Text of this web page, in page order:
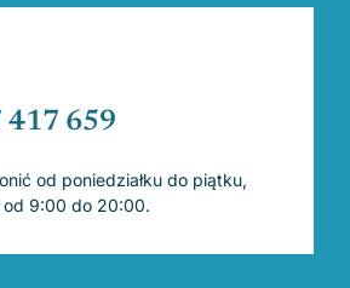
417 659
od poniedziałku do piątku,
9:00 do 20:00.